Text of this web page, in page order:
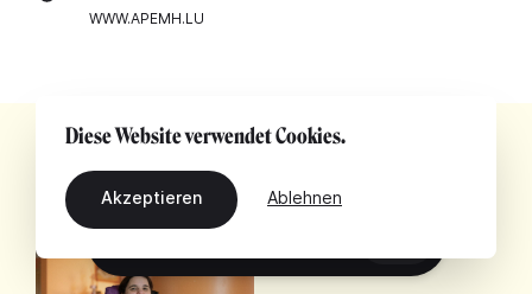
WWW.APEMH.LU
LESEN
Diese Website verwendet Cookies.
Akzeptieren Ablehnen